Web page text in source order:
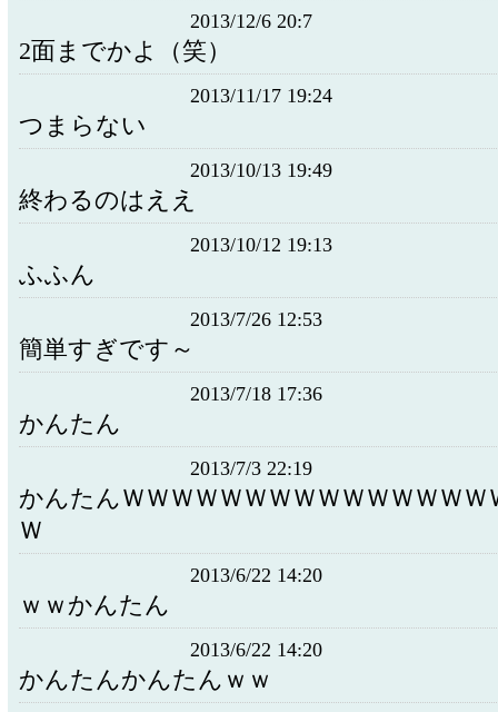
2013/12/6 20:7
2面までかよ（笑）
2013/11/17 19:24
つまらない
2013/10/13 19:49
終わるのはええ
2013/10/12 19:13
ふふん
2013/7/26 12:53
簡単すぎです～
2013/7/18 17:36
かんたん
2013/7/3 22:19
かんたんＷＷＷＷＷＷＷＷＷＷＷＷＷＷＷ
Ｗ
2013/6/22 14:20
ｗｗかんたん
2013/6/22 14:20
かんたんかんたんｗｗ